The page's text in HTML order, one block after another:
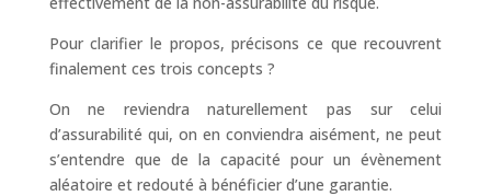
Pour clarifier le propos, précisons ce que recouvrent
finalement ces trois concepts ?
On ne reviendra naturellement pas sur celui
d’assurabilité qui, on en conviendra aisément, ne peut
s’entendre que de la capacité pour un évènement
aléatoire et redouté à bénéficier d’une garantie.